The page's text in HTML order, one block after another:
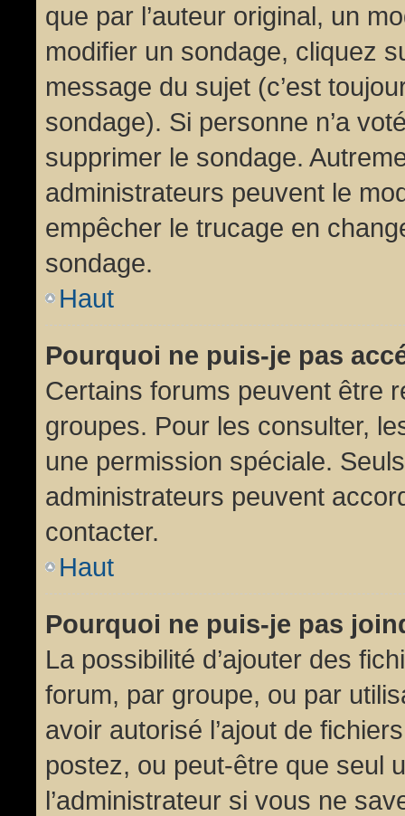
que par l’auteur original, un
modifier un sondage, cliquez
message du sujet (c’est
sondage). Si personne n’a
supprimer le sondage.
administrateurs peuvent le
empêcher le trucage en
sondage.
Haut
Pourquoi ne puis-je pas
Certains forums peuvent être
groupes. Pour les consulter,
une permission spéciale.
administrateurs peuvent
contacter.
Haut
Pourquoi ne puis-je pas
La possibilité d’ajouter des
forum, par groupe, ou par
avoir autorisé l’ajout de
postez, ou peut-être que seul
l’administrateur si vous ne